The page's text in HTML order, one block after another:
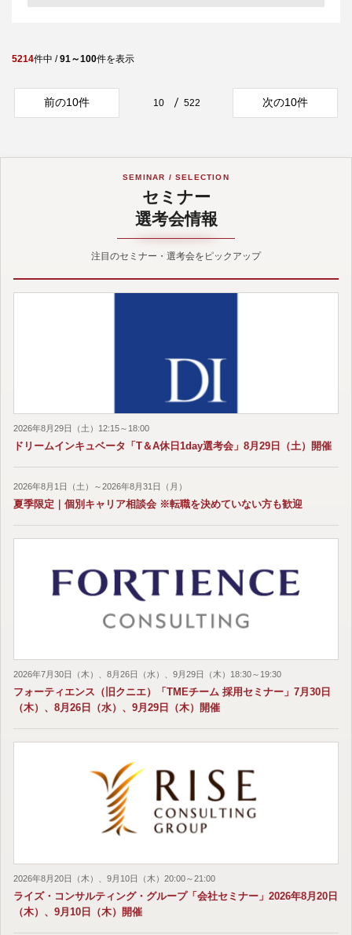
5214件中 /91～100件を表示
前の10件 10 522 次の10件
SEMINAR / SELECTION
セミナー
選考会情報
注目のセミナー・選考会をピックアップ
2026年8月29日（土）12:15～18:00
ドリームインキュベータ「T＆A休日1day選考会」8月29日（土）開催
2026年8月1日（土）～2026年8月31日（月）
夏季限定｜個別キャリア相談会 ※転職を決めていない方も歓迎
2026年7月30日（木）、8月26日（水）、9月29日（木）18:30～19:30
フォーティエンス（旧クニエ）「TMEチーム 採用セミナー」7月30日
（木）、8月26日（水）、9月29日（木）開催
2026年8月20日（木）、9月10日（木）20:00～21:00
ライズ・コンサルティング・グループ「会社セミナー」2026年8月20日
（木）、9月10日（木）開催